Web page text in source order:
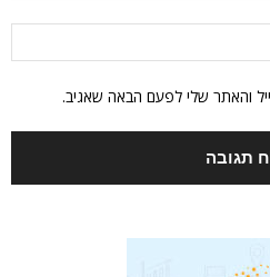
והאתר שלי לפעם הבאה שאגיב.